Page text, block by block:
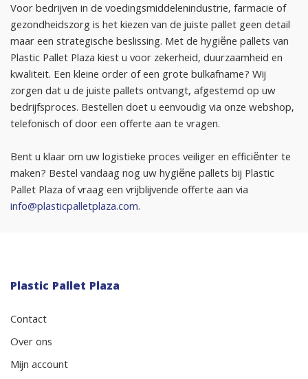
Voor bedrijven in de voedingsmiddelenindustrie, farmacie of
gezondheidszorg is het kiezen van de juiste pallet geen detail
maar een strategische beslissing. Met de hygiëne pallets van
Plastic Pallet Plaza kiest u voor zekerheid, duurzaamheid en
kwaliteit. Een kleine order of een grote bulkafname? Wij
zorgen dat u de juiste pallets ontvangt, afgestemd op uw
bedrijfsproces. Bestellen doet u eenvoudig via onze webshop,
telefonisch of door een offerte aan te vragen.
Bent u klaar om uw logistieke proces veiliger en efficiënter te
maken? Bestel vandaag nog uw hygiëne pallets bij Plastic
Pallet Plaza of vraag een vrijblijvende offerte aan via
info@plasticpalletplaza.com.
Plastic Pallet Plaza
Contact
Over ons
Mijn account